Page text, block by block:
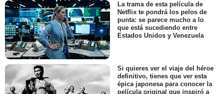
La trama de esta película de
Netflix te pondrá los pelos de
punta: se parece mucho a lo
que está sucediendo entre
Estados Unidos y Venezuela
Si quieres ver el viaje del héroe
definitivo, tienes que ver esta
épica japonesa para conocer la
película original que inspiró a